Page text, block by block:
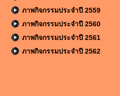
ภาพกิจกรรมประจำปี 2559
ภาพกิจกรรมประจำปี 2560
ภาพกิจกรรมประจำปี 2561
ภาพกิจกรรมประจำปี 2562